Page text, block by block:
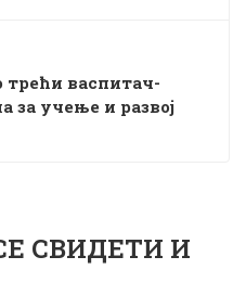
трећи васпитач-
за учење и развој
СВИДЕТИ И